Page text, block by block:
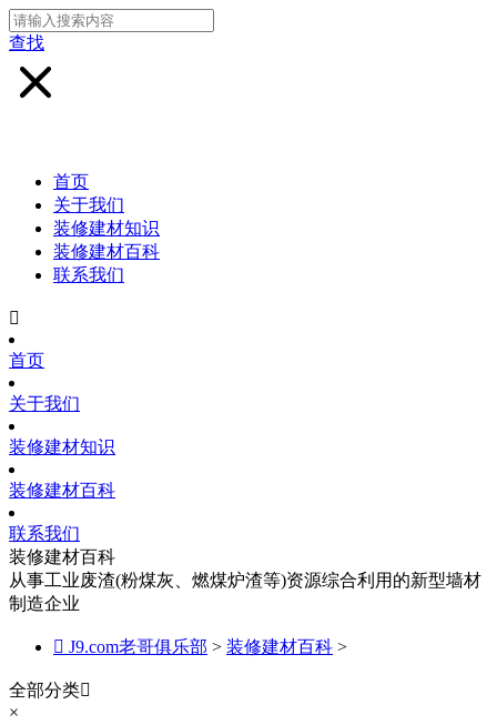
查找
首页
关于我们
装修建材知识
装修建材百科
联系我们

首页
关于我们
装修建材知识
装修建材百科
联系我们
装修建材百科
从事工业废渣(粉煤灰、燃煤炉渣等)资源综合利用的新型墙材
制造企业
 J9.com老哥俱乐部 > 装修建材百科 >
全部分类
×